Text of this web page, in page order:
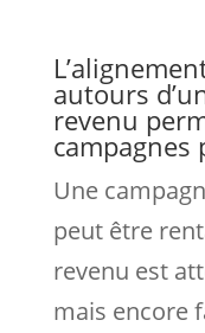
autours
revenu
campagnes
Une
peut être
revenu est
mais encore